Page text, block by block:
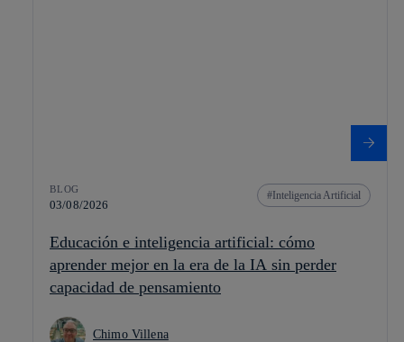
BLOG
03/08/2026
Inteligencia Artificial
Educación e inteligencia artificial: cómo
aprender mejor en la era de la IA sin perder
capacidad de pensamiento
Chimo Villena